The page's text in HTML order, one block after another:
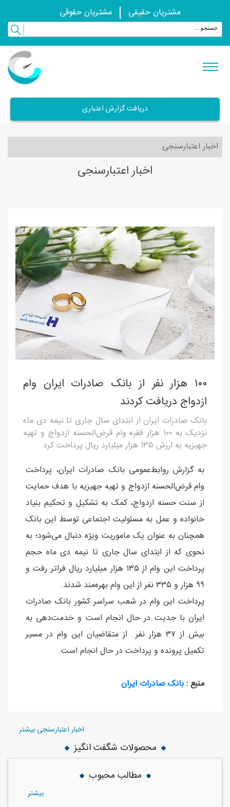
مشتریان حقیقی مشتریان حقوقی
دریافت گزارش اعتباری
اخبار اعتبارسنجی
اخبار اعتبارسنجی
١٠٠ هزار نفر از بانک صادرات ایران وام
ازدواج دریافت کردند
بانک صادرات ایران از ابتدای سال جاری تا نیمه دی ماه
نزدیک به ١٠٠ هزار فقره وام قرض‌الحسنه ازدواج و تهیه
جهیزیه به ارزش ١٣٥ هزار میلیارد ریال پرداخت کرد.
به گزارش روابط‌عمومی بانک صادرات ایران، پرداخت
وام قرض‌الحسنه ازدواج و تهیه جهیزیه با هدف حمایت
از سنت حسنه ازدواج، کمک به تشکیل و تحکیم بنیاد
خانواده و عمل به مسئولیت اجتماعی توسط این بانک
همچنان به عنوان یک ماموریت ویژه دنبال می‌شود؛ به
نحوی که از ابتدای سال جاری تا نیمه دی ماه حجم
پرداخت این وام از ١٣٥ هزار میلیارد ریال فراتر رفت و
٩٩ هزار و ٣٣٥ نفر از این وام بهره‌مند شدند.
پرداخت این وام در شعب سراسر کشور بانک صادرات
ایران با جدیت در حال انجام است و خدمت‌دهی به
بیش از ٣٧ هزار نفر از متقاضیان این وام در مسیر
تکمیل پرونده و پرداخت در حال انجام است.
منبع :بانک صادرات ایران
اخبار اعتبارسنجی بیشتر
محصولات شگفت انگیز
مطالب محبوب
بيشتر